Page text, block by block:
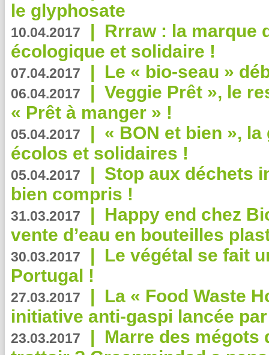
le glyphosate
10.04.2017 | Rrraw : la marque
écologique et solidaire !
07.04.2017 | Le « bio-seau »
06.04.2017 | Veggie Prêt », le
« Prêt à manger » !
05.04.2017 | « BON et bien »,
écolos et solidaires !
05.04.2017 | Stop aux déchets
bien compris !
31.03.2017 | Happy end chez
vente d’eau en bouteilles
30.03.2017 | Le végétal se fait
Portugal !
27.03.2017 | La « Food Waste
initiative anti-gaspi lancée
23.03.2017 | Marre des mégots